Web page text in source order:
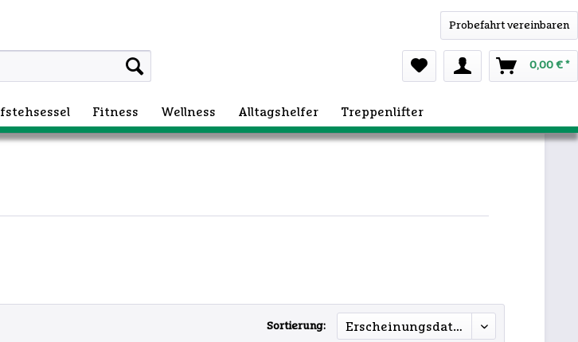
Probefahrt vereinbaren
0,00 € *
Fitness Wellness Alltagshelfer Treppenlifter
Sortierung: